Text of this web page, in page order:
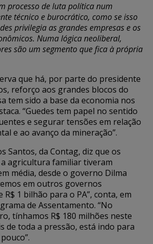
processo de luta política num
técnico e burocrático, como se isso
privilegia as grandes empresas e os
Numa lógica neoliberal,
são um segmento que fica à própria
que há, por parte do presidente
reforço aos grandes blocos do
tem sido a base da economia nos
“Guedes tem papel no sentido
e segurar tensões em relação
e ao avanço da mineração”.
Santos, da Contag, diz que os
agricultura familiar tiveram
média, desde o governo Dilma
em outros governos
1 bilhão para o PA”, conta, em
de Assentamento. “No
tínhamos R$ 180 milhões neste
de toda a pressão, está indo para